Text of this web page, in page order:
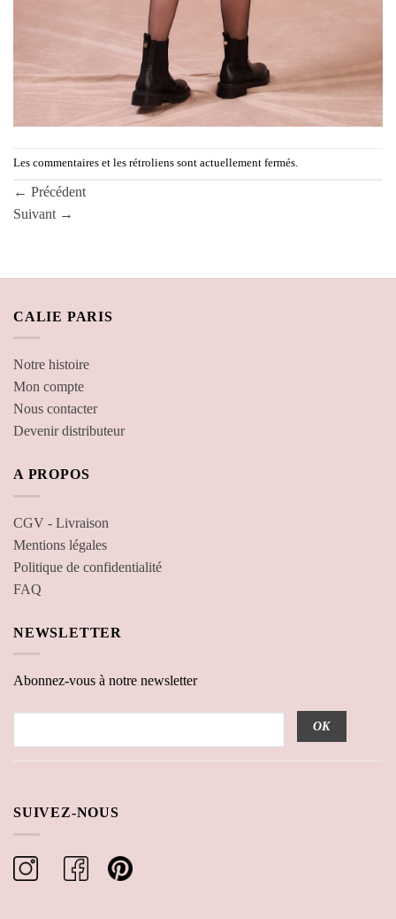
Les commentaires et les rétroliens sont actuellement fermés.
← Précédent
Suivant →
CALIE PARIS
Notre histoire
Mon compte
Nous contacter
Devenir distributeur
A PROPOS
CGV - Livraison
Mentions légales
Politique de confidentialité
FAQ
NEWSLETTER
Abonnez-vous à notre newsletter
SUIVEZ-NOUS